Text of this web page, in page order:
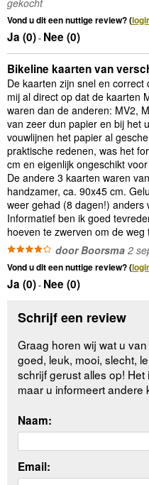
gekocht
Vond u dit een nuttige review? (
Ja (0)- Nee (0)
Bikeline kaarten van
De kaarten zijn snel en
mij al direct op dat de kaarten
waren dan de anderen: MV2,
van zeer dun papier en bij het
vouwlijnen het papier al
praktische redenen, was het
cm en eigenlijk ongeschikt
De andere 3 kaarten waren
handzamer, ca. 90x45 cm.
weer gehad (8 dagen!) anders
Informatief ben ik goed
hoeven te zwerven om de weg
door Boorsma 2
Vond u dit een nuttige review? (
Ja (0)- Nee (0)
Schrijf een review
Graag horen wij wat u
goed, leuk, mooi, slecht,
schrijf gerust alles op!
maar u informeert andere
Naam:
Email: